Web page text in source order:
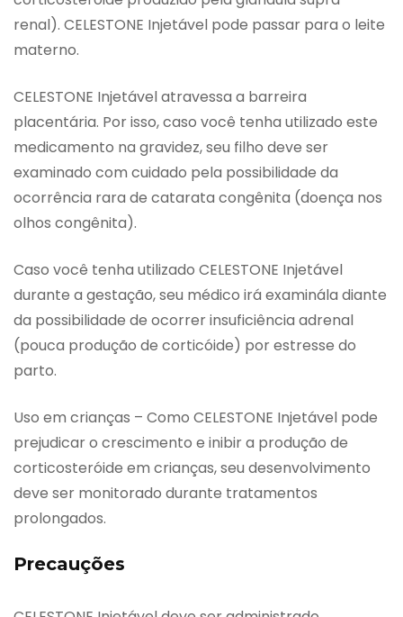
renal). CELESTONE Injetável pode passar para o leite
materno.
CELESTONE Injetável atravessa a barreira
placentária. Por isso, caso você tenha utilizado este
medicamento na gravidez, seu filho deve ser
examinado com cuidado pela possibilidade da
ocorrência rara de catarata congênita (doença nos
olhos congênita).
Caso você tenha utilizado CELESTONE Injetável
durante a gestação, seu médico irá examinála diante
da possibilidade de ocorrer insuficiência adrenal
(pouca produção de corticóide) por estresse do
parto.
Uso em crianças – Como CELESTONE Injetável pode
prejudicar o crescimento e inibir a produção de
corticosteróide em crianças, seu desenvolvimento
deve ser monitorado durante tratamentos
prolongados.
Precauções